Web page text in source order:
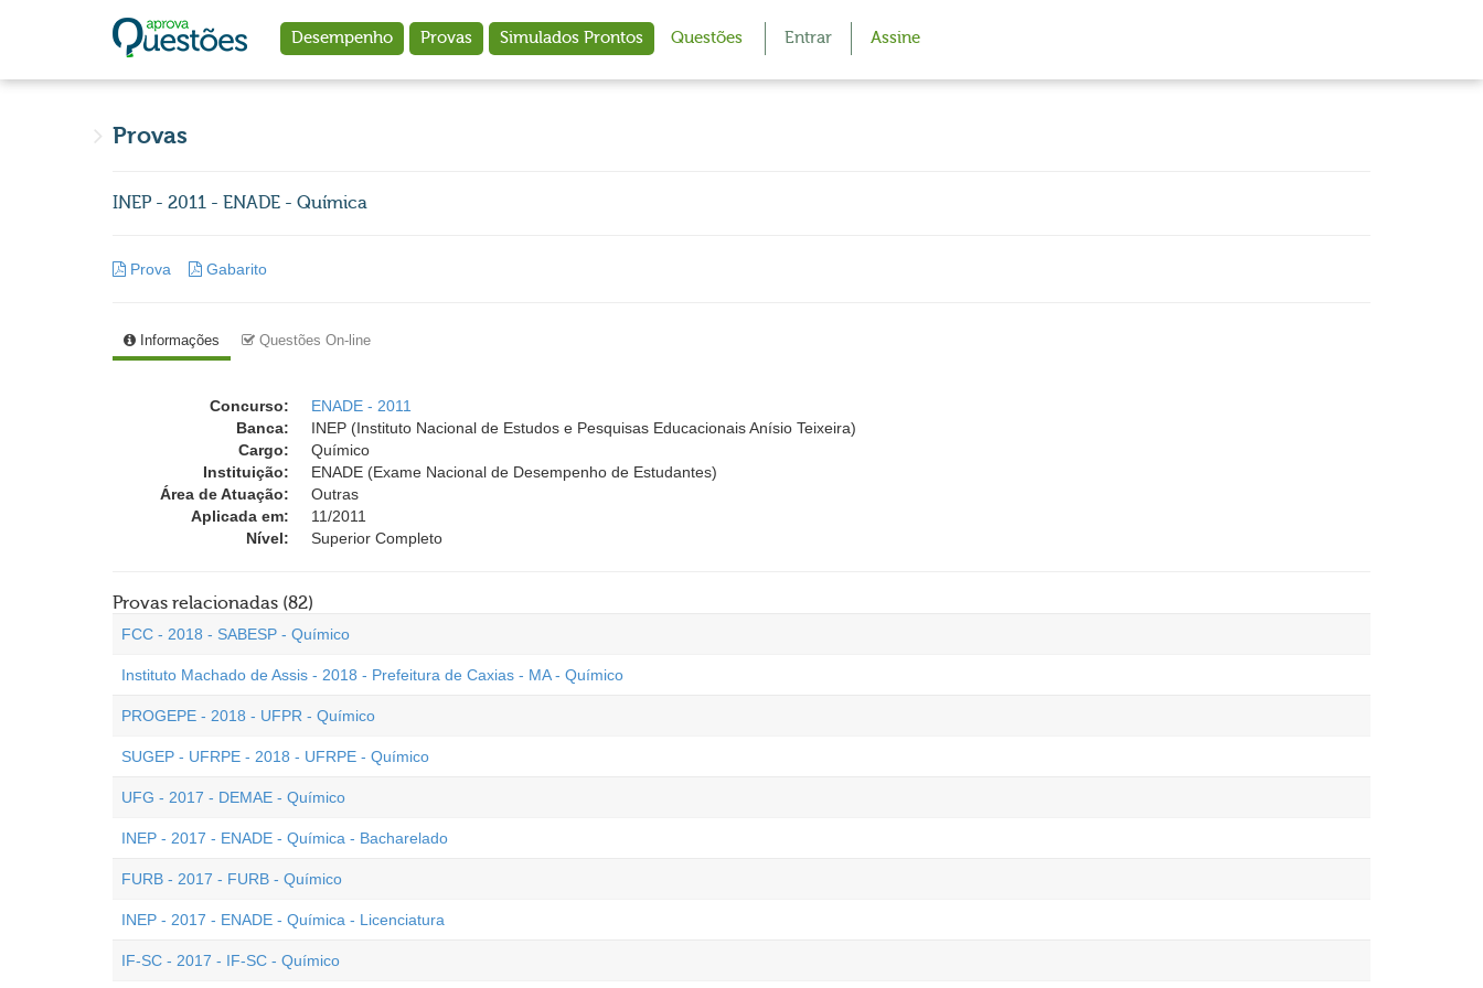
Desempenho Provas Simulados Prontos Questões Entrar Assine
Provas
INEP - 2011 - ENADE - Química
Prova Gabarito
Informações Questões On-line
Concurso:
ENADE - 2011
Banca:
INEP (Instituto Nacional de Estudos e Pesquisas Educacionais Anísio Teixeira)
Cargo:
Químico
Instituição:
ENADE (Exame Nacional de Desempenho de Estudantes)
Área de Atuação:
Outras
Aplicada em:
11/2011
Nível:
Superior Completo
Provas relacionadas (82)
FCC - 2018 - SABESP - Químico
Instituto Machado de Assis - 2018 - Prefeitura de Caxias - MA - Químico
PROGEPE - 2018 - UFPR - Químico
SUGEP - UFRPE - 2018 - UFRPE - Químico
UFG - 2017 - DEMAE - Químico
INEP - 2017 - ENADE - Química - Bacharelado
FURB - 2017 - FURB - Químico
INEP - 2017 - ENADE - Química - Licenciatura
IF-SC - 2017 - IF-SC - Químico